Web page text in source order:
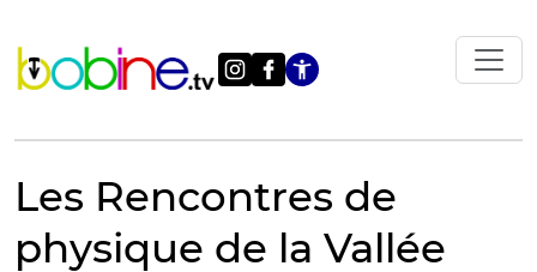
contenuto
Apri le
Les Rencontres de
physique de la Vallée